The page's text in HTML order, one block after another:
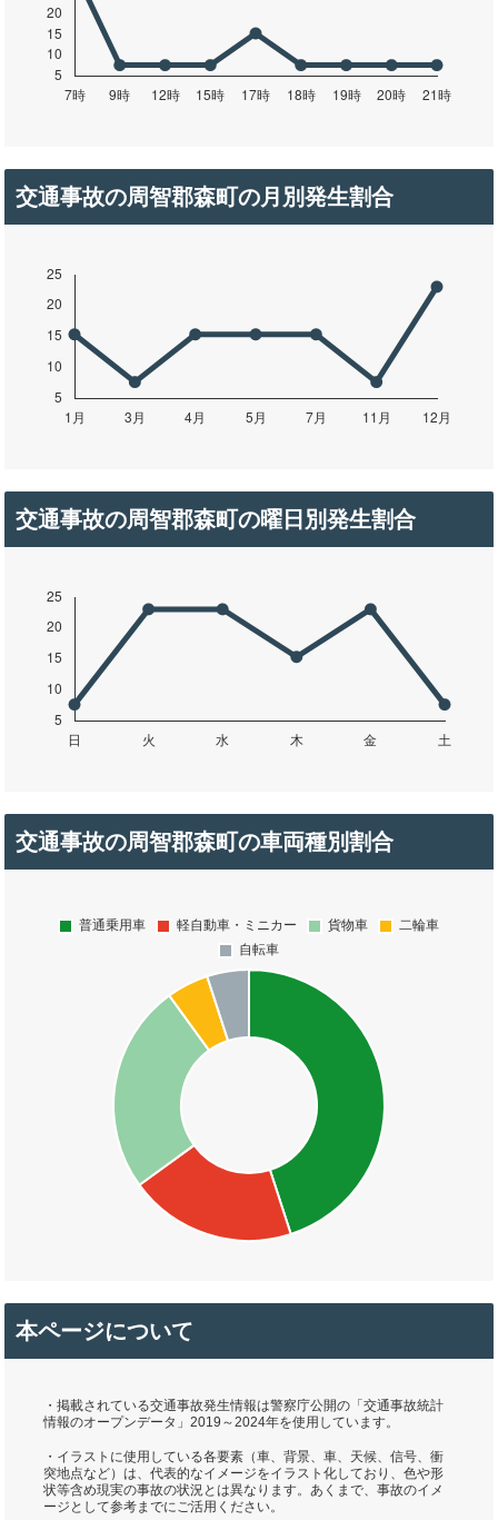
交通事故の周智郡森町の月別発生割合
交通事故の周智郡森町の曜日別発生割合
交通事故の周智郡森町の車両種別割合
本ページについて
・掲載されている交通事故発生情報は警察庁公開の「交通事故統計
情報のオープンデータ」2019～2024年を使用しています。
・イラストに使用している各要素（車、背景、車、天候、信号、衝
突地点など）は、代表的なイメージをイラスト化しており、色や形
状等含め現実の事故の状況とは異なります。あくまで、事故のイメ
ージとして参考までにご活用ください。